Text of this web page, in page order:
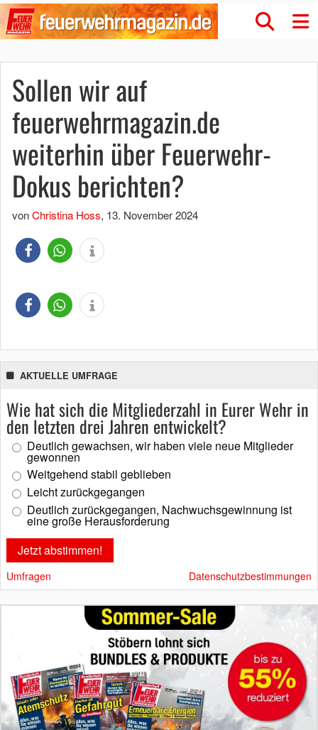
Sollen wir auf
feuerwehrmagazin.de
weiterhin über Feuerwehr-
Dokus berichten?
vonChristina Hoss, 13. November 2024
AKTUELLE UMFRAGE
Wie hat sich die Mitgliederzahl in Eurer Wehr in
den letzten drei Jahren entwickelt?
Deutlich gewachsen, wir haben viele neue Mitglieder
gewonnen
Weitgehend stabil geblieben
Leicht zurückgegangen
Deutlich zurückgegangen, Nachwuchsgewinnung ist
eine große Herausforderung
Umfragen Datenschutzbestimmungen